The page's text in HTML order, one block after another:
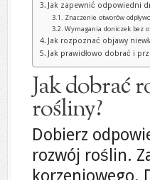
Jak zapewnić odpowiedni
Znaczenie otworów
Wymagania doniczek bez
Jak rozpoznać objawy
Jak prawidłowo dobrać i
Jak dobrać
rośliny?
Dobierz
rozwój roślin.
korzeniowego.